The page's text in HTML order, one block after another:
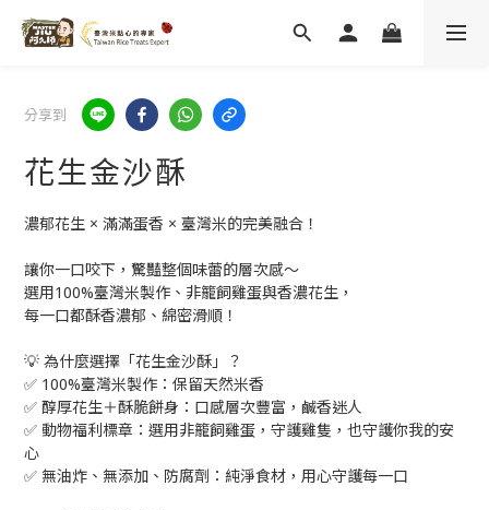
分享到
花生金沙酥
濃郁花生 × 滿滿蛋香 × 臺灣米的完美融合！
讓你一口咬下，驚豔整個味蕾的層次感～
選用100%臺灣米製作、非籠飼雞蛋與香濃花生，
每一口都酥香濃郁、綿密滑順！
💡 為什麼選擇「花生金沙酥」？
✅ 100%臺灣米製作：保留天然米香
✅ 醇厚花生＋酥脆餅身：口感層次豐富，鹹香迷人
✅ 動物福利標章：選用非籠飼雞蛋，守護雞隻，也守護你我的安
心
✅ 無油炸、無添加、防腐劑：純淨食材，用心守護每一口